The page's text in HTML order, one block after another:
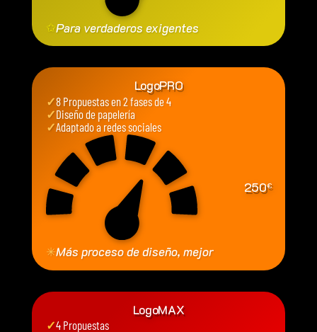
✩Para verdaderos exigentes
LogoPRO
✓8 Propuestas en 2 fases de 4
✓Diseño de papelería
✓Adaptado a redes sociales
250€
✳Más proceso de diseño, mejor
LogoMAX
✓4 Propuestas